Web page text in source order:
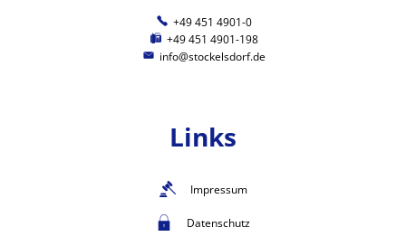
+49 451 4901-0
+49 451 4901-198
info@stockelsdorf.de
Links
Impressum
Datenschutz